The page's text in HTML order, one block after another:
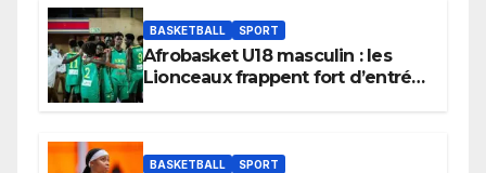
BASKETBALL SPORT
Afrobasket U18 masculin : les
Lionceaux frappent fort d’entrée
BASKETBALL SPORT